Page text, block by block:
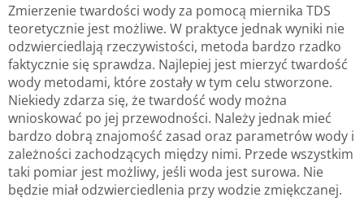
Zmierzenie twardości wody za pomocą miernika TDS
teoretycznie jest możliwe. W praktyce jednak wyniki nie
odzwierciedlają rzeczywistości, metoda bardzo rzadko
faktycznie się sprawdza. Najlepiej jest mierzyć twardość
wody metodami, które zostały w tym celu stworzone.
Niekiedy zdarza się, że twardość wody można
wnioskować po jej przewodności. Należy jednak mieć
bardzo dobrą znajomość zasad oraz parametrów wody i
zależności zachodzących między nimi. Przede wszystkim
taki pomiar jest możliwy, jeśli woda jest surowa. Nie
będzie miał odzwierciedlenia przy wodzie zmiękczanej.